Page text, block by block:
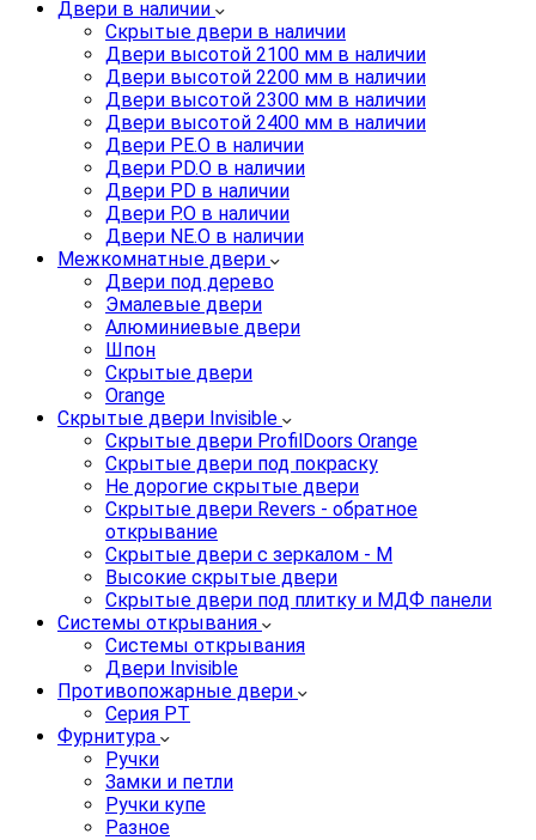
Двери в наличии
Скрытые двери в наличии
Двери высотой 2100 мм в наличии
Двери высотой 2200 мм в наличии
Двери высотой 2300 мм в наличии
Двери высотой 2400 мм в наличии
Двери PE.O в наличии
Двери PD.O в наличии
Двери PD в наличии
Двери P.O в наличии
Двери NE.O в наличии
Межкомнатные двери
Двери под дерево
Эмалевые двери
Алюминиевые двери
Шпон
Скрытые двери
Orange
Скрытые двери Invisible
Скрытые двери ProfilDoors Orange
Скрытые двери под покраску
Не дорогие скрытые двери
Скрытые двери Revers - обратное
открывание
Скрытые двери с зеркалом - M
Высокие скрытые двери
Скрытые двери под плитку и МДФ панели
Системы открывания
Системы открывания
Двери Invisible
Противопожарные двери
Серия PT
Фурнитура
Ручки
Замки и петли
Ручки купе
Разное